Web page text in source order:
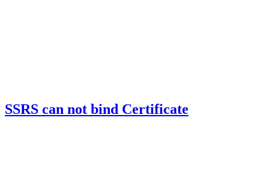
SSRS can not bind Certificate